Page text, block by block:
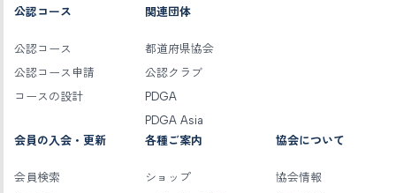
公認コース
公認コース
公認コース申請
コースの設計
関連団体
都道府県協会
公認クラブ
PDGA
PDGA Asia
会員の入会・更新
会員検索
各種ご案内
ショップ
協会について
協会情報